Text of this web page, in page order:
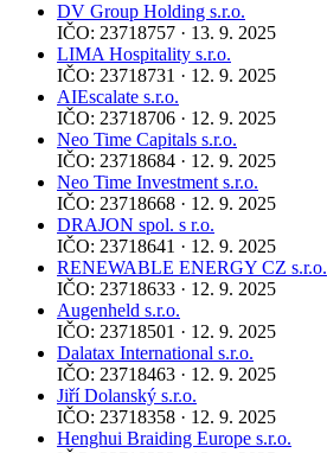
DV Group Holding s.r.o.
IČO: 23718757 · 13. 9. 2025
LIMA Hospitality s.r.o.
IČO: 23718731 · 12. 9. 2025
AIEscalate s.r.o.
IČO: 23718706 · 12. 9. 2025
Neo Time Capitals s.r.o.
IČO: 23718684 · 12. 9. 2025
Neo Time Investment s.r.o.
IČO: 23718668 · 12. 9. 2025
DRAJON spol. s r.o.
IČO: 23718641 · 12. 9. 2025
RENEWABLE ENERGY CZ s.r.o.
IČO: 23718633 · 12. 9. 2025
Augenheld s.r.o.
IČO: 23718501 · 12. 9. 2025
Dalatax International s.r.o.
IČO: 23718463 · 12. 9. 2025
Jiří Dolanský s.r.o.
IČO: 23718358 · 12. 9. 2025
Henghui Braiding Europe s.r.o.